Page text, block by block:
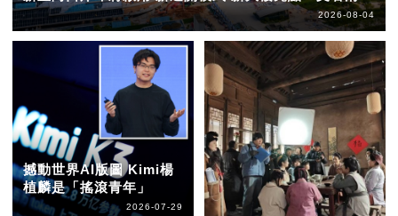
2026-08-04
撼動世界AI版圖 Kimi楊
植麟是「搖滾青年」
2026-07-29